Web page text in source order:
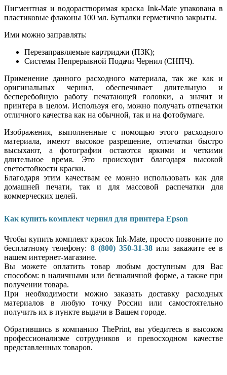
Пигментная и водорастворимая краска Ink-Mate упакована в
пластиковые флаконы 100 мл. Бутылки герметично закрыты.
Ими можно заправлять:
Перезаправляемые картриджи (ПЗК);
Системы Непрерывной Подачи Чернил (СНПЧ).
Применение данного расходного материала, так же как и
оригинальных чернил, обеспечивает длительную и
бесперебойную работу печатающей головки, а значит и
принтера в целом. Используя его, можно получать отпечатки
отличного качества как на обычной, так и на фотобумаге.
Изображения, выполненные с помощью этого расходного
материала, имеют высокое разрешение, отпечатки быстро
высыхают, а фотографии остаются яркими и четкими
длительное время. Это происходит благодаря высокой
светостойкости краски.
Благодаря этим качествам ее можно использовать как для
домашней печати, так и для массовой распечатки для
коммерческих целей.
Как купить комплект чернил для принтера Epson
Чтобы купить комплект красок Ink-Mate, просто позвоните по
бесплатному телефону: 8 (800) 350-31-38 или закажите ее в
нашем интернет-магазине.
Вы можете оплатить товар любым доступным для Вас
способом: в наличными или безналичной форме, а также при
получении товара.
При необходимости можно заказать доставку расходных
материалов в любую точку России или самостоятельно
получить их в пункте выдачи в Вашем городе.
Обратившись в компанию ThePrint, вы убедитесь в высоком
профессионализме сотрудников и превосходном качестве
представленных товаров.